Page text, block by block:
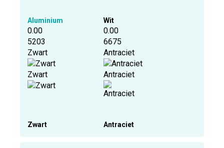
Aluminium Wit
0.00
5203
Zwart
Zwart
Zwart
0.00
6675
Antraciet
Antraciet
Antraciet